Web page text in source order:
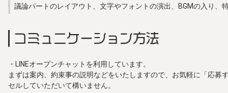
議論パートのレイアウト、文字やフォントの演出、BGMの入り、
コミュニケーション方法
・LINEオープンチャットを利用しています。
まずは案内、約束事の説明などをいたしますので、お気軽に「応
セルしていただいて構いません。